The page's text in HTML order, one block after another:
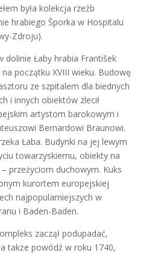
była kolekcja rzeźb
hrabiego Šporka w Hospitalu
Zdroju).
dolinie Łaby hrabia František
na początku XVIII wieku. Budowę
ze szpitalem dla biednych
i innych obiektów zlecił
artystom barokowym i
Bernardowi Braunowi.
Łaba. Budynki na jej lewym
towarzyskiemu, obiekty na
przeżyciom duchowym. Kuks
kurortem europejskiej
najpopularniejszych w
i Baden-Baden.
zaczął podupadać,
także powódź w roku 1740,